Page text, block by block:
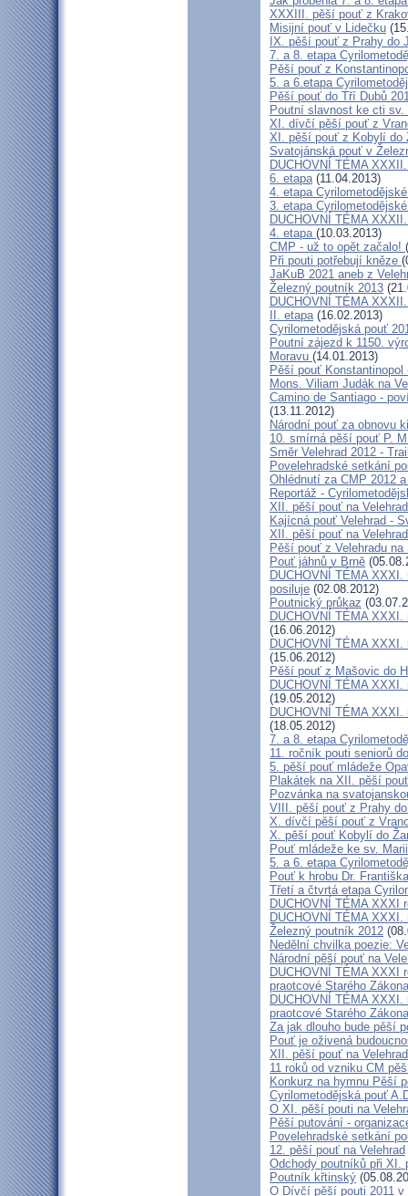
XXXIII. pěší pouť z
Misijní pouť v Lidečku
IX. pěší pouť z Prahy do
7. a 8. etapa
Pěší pouť z
5. a 6.etapa
Pěší pouť do Tří Dubů
Poutní slavnost ke cti sv.
XI. dívčí pěší pouť z
XI. pěší pouť z Kobylí do
Svatojánská pouť v
DUCHOVNÍ TÉMA
6. etapa (11.04.2013)
4. etapa
3. etapa
DUCHOVNÍ TÉMA
4. etapa (10.03.2013)
CMP - už to opět začalo!
Při pouti potřebují kněze
JaKuB 2021 aneb z
Železný poutník 2013
DUCHOVNÍ TÉMA
II. etapa (16.02.2013)
Cyrilometodějská pouť
Poutní zájezd k 1150.
Moravu (14.01.2013)
Pěší pouť Konstantinopol
Mons. Viliam Judák na
Camino de Santiago -
(13.11.2012)
Národní pouť za obnovu
10. smírná pěší pouť P.
Směr Velehrad 2012 -
Povelehradské setkání
Ohlédnutí za CMP 2012
Reportáž -
XII. pěší pouť na
Kajícná pouť Velehrad -
XII. pěší pouť na
Pěší pouť z Velehradu na
Pouť jáhnů v Brně
DUCHOVNÍ TÉMA
posiluje (02.08.2012)
Poutnický průkaz
DUCHOVNÍ TÉMA
(16.06.2012)
DUCHOVNÍ TÉMA
(15.06.2012)
Pěší pouť z Mašovic do
DUCHOVNÍ TÉMA
(19.05.2012)
DUCHOVNÍ TÉMA
(18.05.2012)
7. a 8. etapa
11. ročník pouti seniorů
5. pěší pouť mládeže
Plakátek na XII. pěší
Pozvánka na
VIII. pěší pouť z Prahy
X. dívčí pěší pouť z
X. pěší pouť Kobylí do
Pouť mládeže ke sv.
5. a 6. etapa
Pouť k hrobu Dr.
Třetí a čtvrtá etapa
DUCHOVNÍ TÉMA XXXI
DUCHOVNÍ TÉMA
Železný poutník 2012
Nedělní chvilka poezie:
Národní pěší pouť na
DUCHOVNÍ TÉMA XXXI
praotcové Starého Zákona
DUCHOVNÍ TÉMA
praotcové Starého Zákona
Za jak dlouho bude pěší
Pouť je oživená
XII. pěší pouť na
11 roků od vzniku CM
Konkurz na hymnu Pěší
Cyrilometodějská pouť
O XI. pěší pouti na
Pěší putování -
Povelehradské setkání
12. pěší pouť na Velehrad
Odchody poutníků při XI.
Poutník křtinský
O Dívčí pěší pouti 2011 v